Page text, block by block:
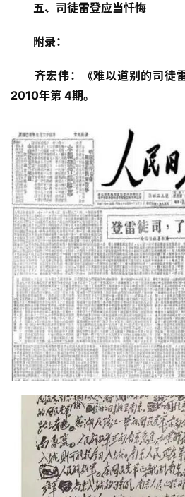
五、司徒雷登应当忏悔
附录：
齐宏伟：《难以道别的司徒
2010年第 4期。